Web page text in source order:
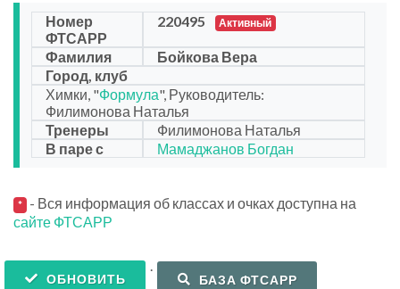
Номер
ФТСАРР
220495 Активный
Фамилия
Бойкова Вера
Город, клуб
Химки, "Формула", Руководитель:
Филимонова Наталья
Тренеры
Филимонова Наталья
В паре с
Мамаджанов Богдан
* - Вся информация об классах и очках доступна на
сайте ФТСАРР
ОБНОВИТЬ
.
БАЗА ФТСАРР